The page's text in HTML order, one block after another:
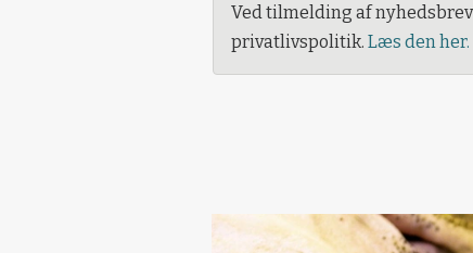
Ved tilmelding af
privatlivspolitik. Læs den her.